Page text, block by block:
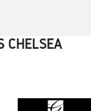
8 9 10
CHELSEA